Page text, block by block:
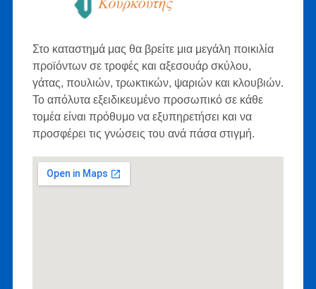
Στο καταστημά μας θα βρείτε μια μεγάλη ποικιλία
προϊόντων σε τροφές και αξεσουάρ σκύλου,
γάτας, πουλιών, τρωκτικών, ψαριών και κλουβιών.
Το απόλυτα εξειδικευμένο προσωπικό σε κάθε
τομέα είναι πρόθυμο να εξυπηρετήσει και να
προσφέρει τις γνώσεις του ανά πάσα στιγμή.